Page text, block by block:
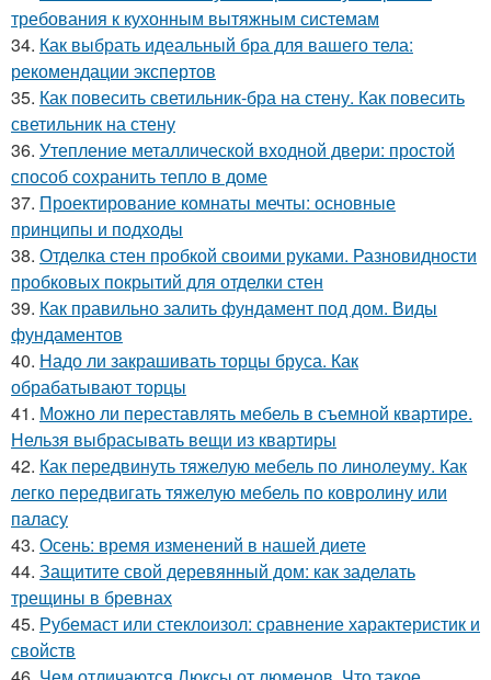
требования к кухонным вытяжным системам
34. Как выбрать идеальный бра для вашего тела:
рекомендации экспертов
35. Как повесить светильник-бра на стену. Как повесить
светильник на стену
36. Утепление металлической входной двери: простой
способ сохранить тепло в доме
37. Проектирование комнаты мечты: основные
принципы и подходы
38. Отделка стен пробкой своими руками. Разновидности
пробковых покрытий для отделки стен
39. Как правильно залить фундамент под дом. Виды
фундаментов
40. Надо ли закрашивать торцы бруса. Как
обрабатывают торцы
41. Можно ли переставлять мебель в съемной квартире.
Нельзя выбрасывать вещи из квартиры
42. Как передвинуть тяжелую мебель по линолеуму. Как
легко передвигать тяжелую мебель по ковролину или
паласу
43. Осень: время изменений в нашей диете
44. Защитите свой деревянный дом: как заделать
трещины в бревнах
45. Рубемаст или стеклоизол: сравнение характеристик и
свойств